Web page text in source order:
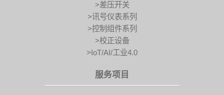
>差压开关
>讯号仪表系列
>控制组件系列
>校正设备
>IoT/AI/工业4.0
服务项目